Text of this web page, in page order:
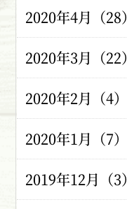
2020年4月（28）
2020年3月（22）
2020年2月（4）
2020年1月（7）
2019年12月（3）